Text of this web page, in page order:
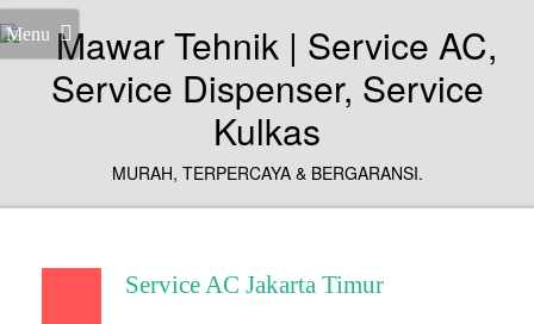
Menu
MURAH, TERPERCAYA & BERGARANSI.
Service AC Jakarta Timur